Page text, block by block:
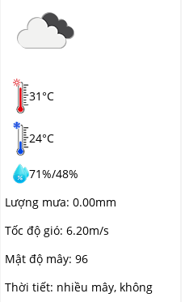
31°C
24°C
71%/48%
Lượng mưa: 0.00mm
Tốc độ gió: 6.20m/s
Mật độ mây: 96
Thời tiết: nhiều mây, không